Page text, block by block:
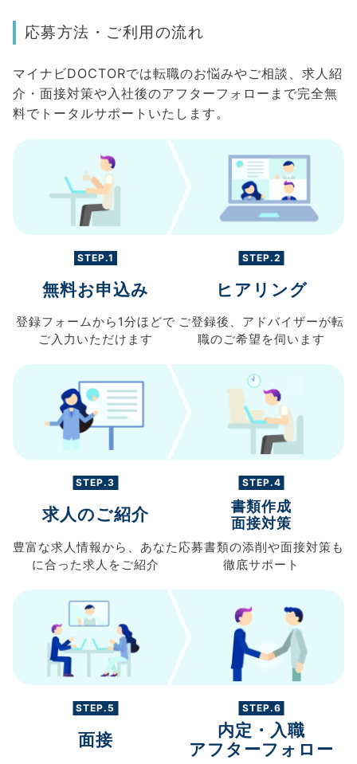
応募方法・ご利用の流れ
マイナビDOCTORでは転職のお悩みやご相談、求人紹
介・面接対策や入社後のアフターフォローまで完全無
料でトータルサポートいたします。
STEP.1
無料お申込み
登録フォームから 1分ほどで
ご入力 いただけます
STEP.2
ヒアリング
ご登録後、 アドバイザーが転
職のご希望を伺います
STEP.3
求人のご紹介
豊富な求人情報から、 あなた
に合った求人を ご紹介
STEP.4
書類作成
面接対策
応募書類の添削や面接対策も
徹底サポート
STEP.5
面接
STEP.6
内定・入職
アフターフォロー